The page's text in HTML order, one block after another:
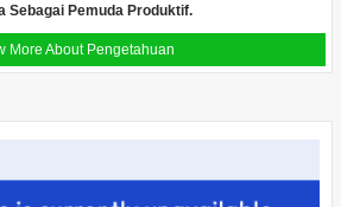
Sebagai Pemuda Produktif.
More About Pengetahuan